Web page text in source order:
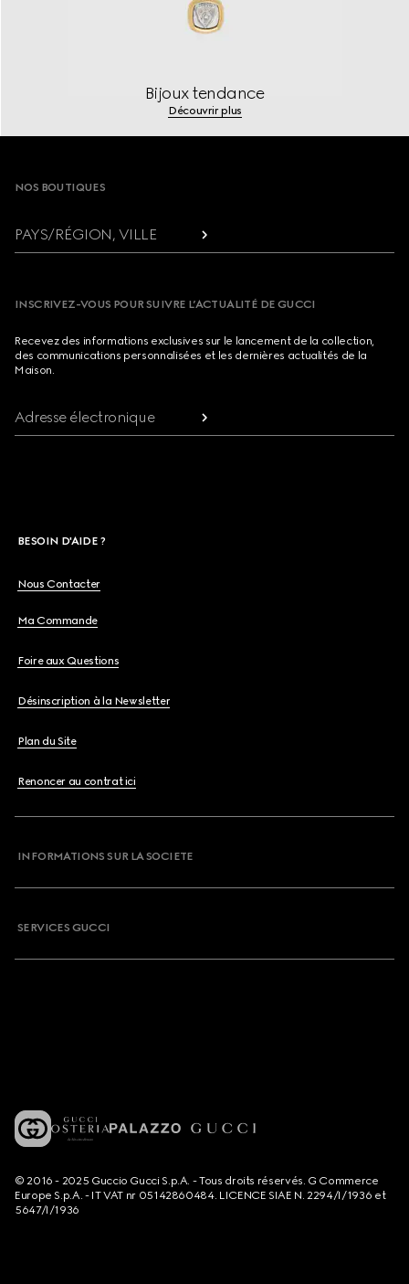
Bijoux tendance
Découvrir plus
Footer
NOS BOUTIQUES
PAYS/RÉGION, VILLE
INSCRIVEZ-VOUS POUR SUIVRE L’ACTUALITÉ DE GUCCI
Recevez des informations exclusives sur le lancement de la collection,
des communications personnalisées et les dernières actualités de la
Maison.
Adresse électronique
BESOIN D'AIDE ?
Nous Contacter
Ma Commande
Foire aux Questions
Désinscription à la Newsletter
Plan du Site
Renoncer au contrat ici
INFORMATIONS SUR LA SOCIETE
SERVICES GUCCI
© 2016 - 2025 Guccio Gucci S.p.A. - Tous droits réservés. G Commerce
Europe S.p.A. - IT VAT nr 05142860484. LICENCE SIAE N. 2294/I/1936 et
5647/I/1936